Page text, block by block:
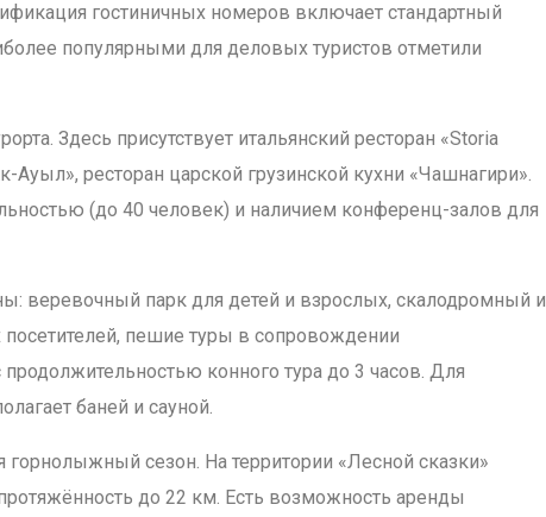
гостиничных номеров включает стандартный
популярными для деловых туристов отметили
Здесь присутствует итальянский ресторан «Storia
Ауыл», ресторан царской грузинской кухни «Чашнагири».
(до 40 человек) и наличием конференц-залов для
веревочный парк для детей и взрослых, скалодромный и
пешие туры в сопровождении
конного тура до 3 часов. Для
баней и сауной.
сезон. На территории «Лесной сказки»
до 22 км. Есть возможность аренды